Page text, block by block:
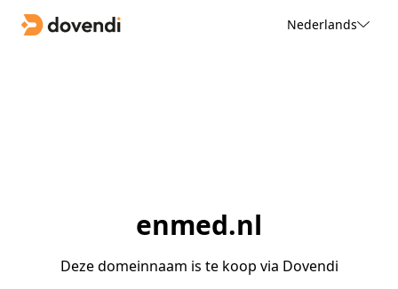
Nederlands
enmed.nl
Deze domeinnaam is te koop via Dovendi